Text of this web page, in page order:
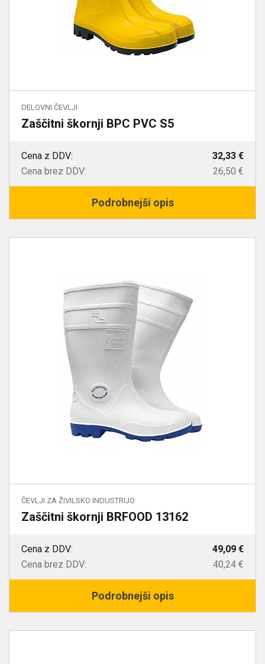
DELOVNI ČEVLJI
Zaščitni škornji BPC PVC S5
Cena z DDV:
32,33 €
Cena brez DDV:
26,50 €
Podrobnejši opis
ČEVLJI ZA ŽIVILSKO INDUSTRIJO
Zaščitni škornji BRFOOD 13162
Cena z DDV:
49,09 €
Cena brez DDV:
40,24 €
Podrobnejši opis